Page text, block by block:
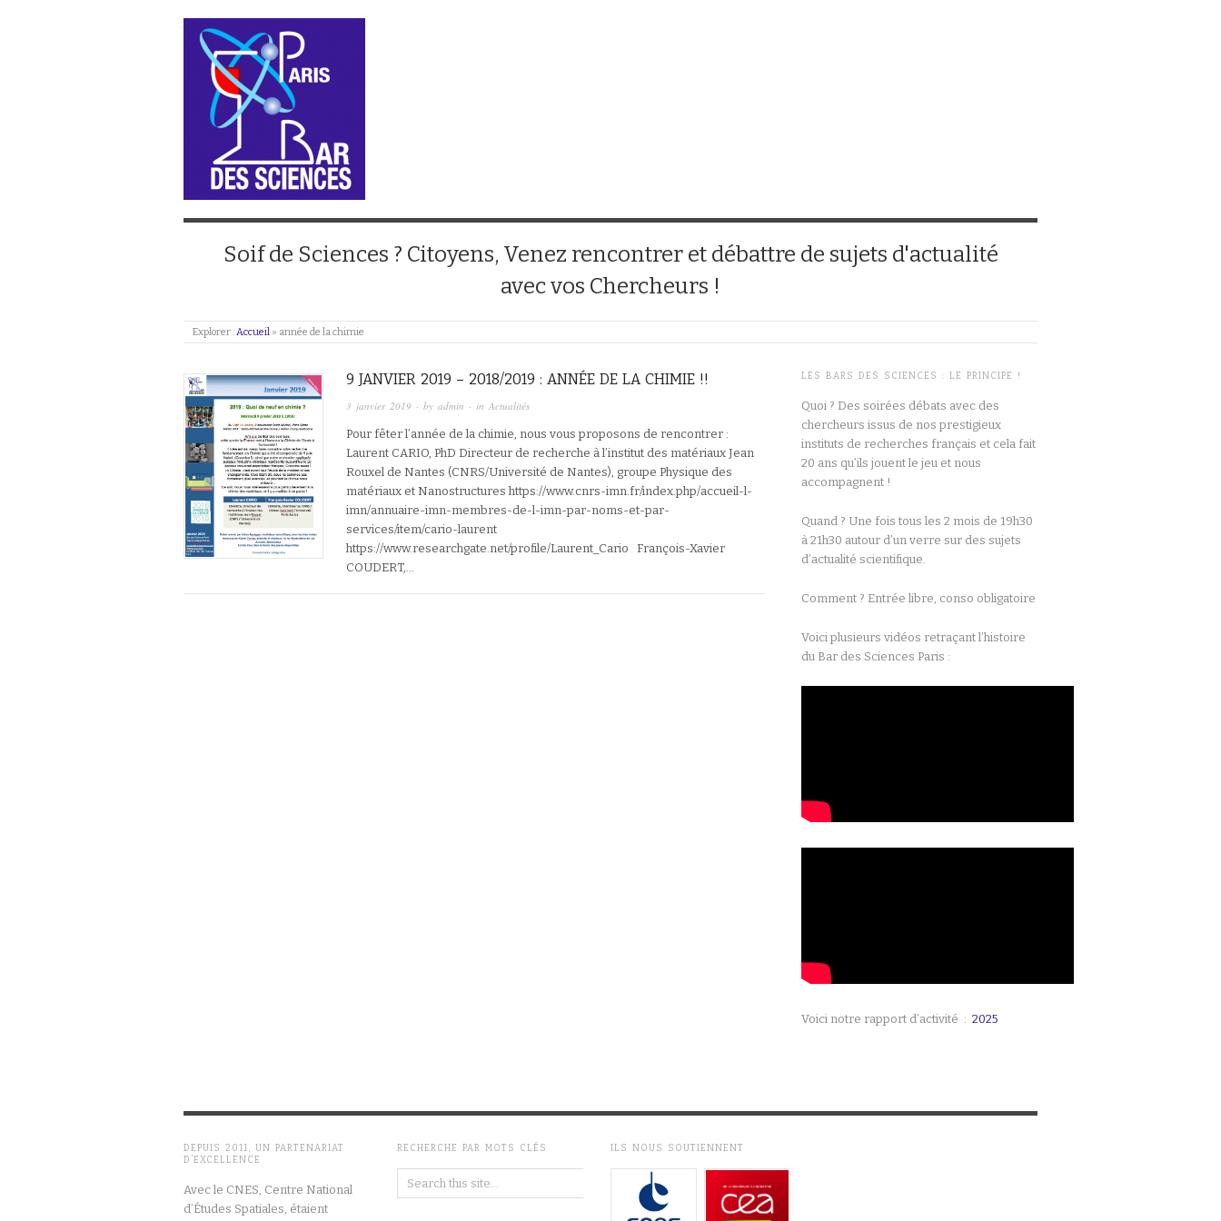
Soif de Sciences ? Citoyens, Venez rencontrer et débattre de sujets d'actualité
avec vos Chercheurs !
Explorer :Accueil » année de la chimie
9 JANVIER 2019 – 2018/2019 : ANNÉE DE LA CHIMIE !!
3 janvier 2019 · by admin · in Actualités
Pour fêter l’année de la chimie, nous vous proposons de rencontrer :
Laurent CARIO, PhD Directeur de recherche à l’institut des matériaux Jean
Rouxel de Nantes (CNRS/Université de Nantes), groupe Physique des
matériaux et Nanostructures https://www.cnrs-imn.fr/index.php/accueil-l-
imn/annuaire-imn-membres-de-l-imn-par-noms-et-par-
services/item/cario-laurent
https://www.researchgate.net/profile/Laurent_Cario François-Xavier
COUDERT,…
LES BARS DES SCIENCES : LE PRINCIPE !
Quoi ? Des soirées débats avec des
chercheurs issus de nos prestigieux
instituts de recherches français et cela fait
20 ans qu’ils jouent le jeu et nous
accompagnent !
Quand ? Une fois tous les 2 mois de 19h30
à 21h30 autour d’un verre sur des sujets
d’actualité scientifique.
Comment ? Entrée libre, conso obligatoire
Voici plusieurs vidéos retraçant l’histoire
du Bar des Sciences Paris :
Voici notre rapport d’activité : 2025
DEPUIS 2011, UN PARTENARIAT
D’EXCELLENCE
Avec le CNES, Centre National
d’Études Spatiales, étaient
RECHERCHE PAR MOTS CLÉS ILS NOUS SOUTIENNENT